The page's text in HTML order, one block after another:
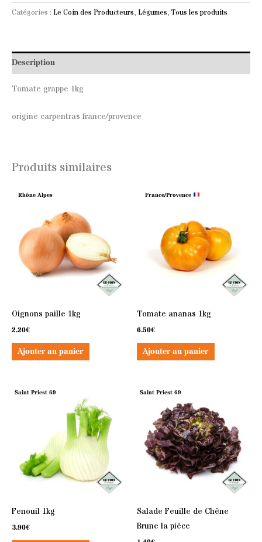
Catégories : Le Coin des Producteurs, Légumes, Tous les produits
Description
Tomate grappe 1kg
origine carpentras france/provence
Produits similaires
Rhône Alpes
Oignons paille 1kg
2.20€
Ajouter au panier
France/Provence
Tomate ananas 1kg
6.50€
Ajouter au panier
Saint Priest 69
Fenouil 1kg
3.90€
Saint Priest 69
Salade Feuille de Chêne
Brune la pièce